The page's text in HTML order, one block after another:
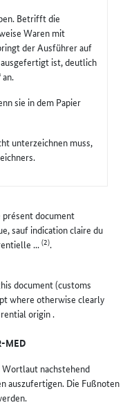
Betrifft die
Waren mit
der Ausführer auf
ist, deutlich
sie in dem Papier
unterzeichnen muss,
document
sauf indication claire du
...(2).
document (customs
where otherwise clearly
origin .
MED
nachstehend
auszufertigen. Die Fußnoten